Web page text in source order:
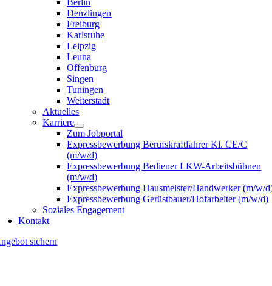
Berlin
Denzlingen
Freiburg
Karlsruhe
Leipzig
Leuna
Offenburg
Singen
Tuningen
Weiterstadt
Aktuelles
Karriere
Zum Jobportal
Expressbewerbung Berufskraftfahrer Kl. CE/C
(m/w/d)
Expressbewerbung Bediener LKW-Arbeitsbühnen
(m/w/d)
Expressbewerbung Hausmeister/Handwerker (m/w/
Expressbewerbung Gerüstbauer/Hofarbeiter (m/w/d)
Soziales Engagement
Kontakt
sichern